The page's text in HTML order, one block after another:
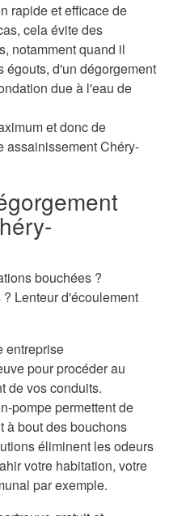
rapide et efficace de
cela évite des
notamment quand il
égouts, d'un dégorgement
due à l'eau de
et donc de
assainissement Chéry-
bouchées ?
Lenteur d'écoulement
entreprise
pour procéder au
de vos conduits.
pompe permettent de
à bout des bouchons
éliminent les odeurs
votre habitation, votre
par exemple.